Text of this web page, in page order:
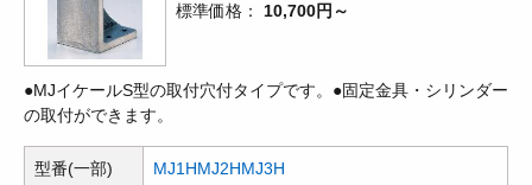
標準価格 10,700円～
●MJイケールS型の取付穴付タイプです。●固定金具・シリンダー
の取付ができます。
型番(一部) MJ1HMJ2HMJ3H